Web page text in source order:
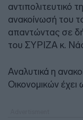
αντιπολιτευτικό
ανακοίνωσή του
απαντώντας σε
του ΣΥΡΙΖΑ κ.
Αναλυτικά η
Οικονομικών έχει